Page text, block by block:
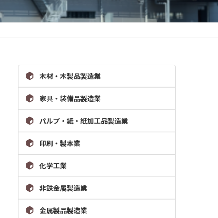
木材・木製品製造業
家具・装備品製造業
パルプ・紙・紙加工品製造業
印刷・製本業
化学工業
非鉄金属製造業
金属製品製造業